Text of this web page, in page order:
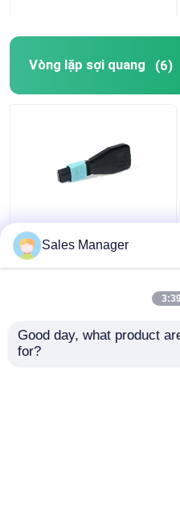
Vòng lặp sợi quang (6)
MTP MPO Sợi quang
Loopback OM3 24 Sợi
cho Trung tâm dữ liệu
Sales Manager
Good day, what product
for?